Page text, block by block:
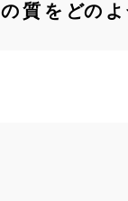
質 を どの